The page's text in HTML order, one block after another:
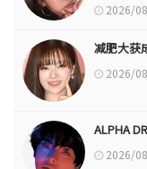
2026/
减肥大获
2026/
ALPHA
2026/